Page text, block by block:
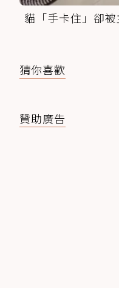
貓「手卡住」卻
猜你喜歡
贊助廣告